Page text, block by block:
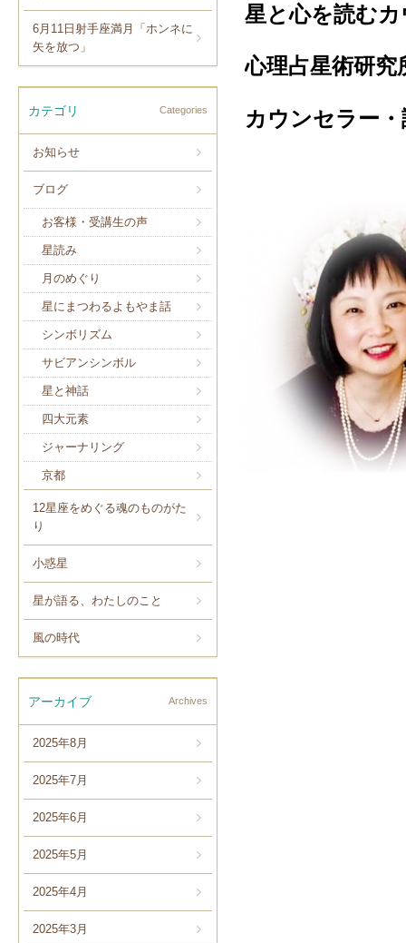
6月11日射手座満月「ホンネに
矢を放つ」
カテゴリ Categories
お知らせ
ブログ
お客様・受講生の声
星読み
月のめぐり
星にまつわるよもやま話
シンボリズム
サビアンシンボル
星と神話
四大元素
ジャーナリング
京都
12星座をめぐる魂のものがた
り
小惑星
星が語る、わたしのこと
風の時代
アーカイブ Archives
2025年8月
2025年7月
2025年6月
2025年5月
2025年4月
2025年3月
星と心を読む
心理占星術研
カウンセラー